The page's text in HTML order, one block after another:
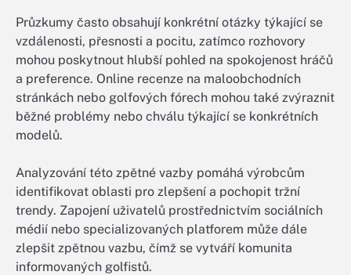
Průzkumy často obsahují konkrétní otázky týkající se
vzdálenosti, přesnosti a pocitu, zatímco rozhovory
mohou poskytnout hlubší pohled na spokojenost hráčů
a preference. Online recenze na maloobchodních
stránkách nebo golfových fórech mohou také zvýraznit
běžné problémy nebo chválu týkající se konkrétních
modelů.
Analyzování této zpětné vazby pomáhá výrobcům
identifikovat oblasti pro zlepšení a pochopit tržní
trendy. Zapojení uživatelů prostřednictvím sociálních
médií nebo specializovaných platforem může dále
zlepšit zpětnou vazbu, čímž se vytváří komunita
informovaných golfistů.